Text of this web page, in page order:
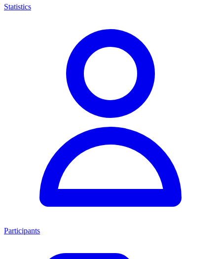
Statistics
Participants